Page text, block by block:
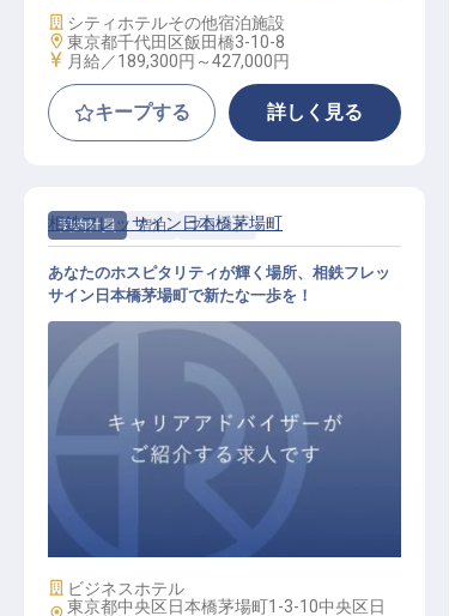
施設業態
シティホテルその他宿泊施設
勤務地
東京都千代田区飯田橋3-10-8
給与
月給／189,300円～427,000円
キープする 詳しく見る
契約社員 宿泊 フロント
フロントスタッフ
相鉄フレッサイン日本橋茅場町
あなたのホスピタリティが輝く場所、相鉄フレッ
サイン日本橋茅場町で新たな一歩を！
施設業態
ビジネスホテル
東京都中央区日本橋茅場町1-3-10中央区日